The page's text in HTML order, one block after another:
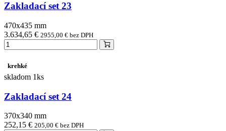
Zakladací set 23
470x435 mm
3.634,65 € 2955,00 € bez DPH
krehké
skladom 1ks
Zakladací set 24
370x340 mm
252,15 € 205,00 € bez DPH